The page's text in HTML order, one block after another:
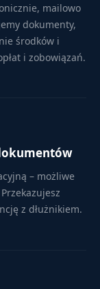
mailowo
dokumenty,
środków i
i zobowiązań.
– możliwe
z dłużnikiem.